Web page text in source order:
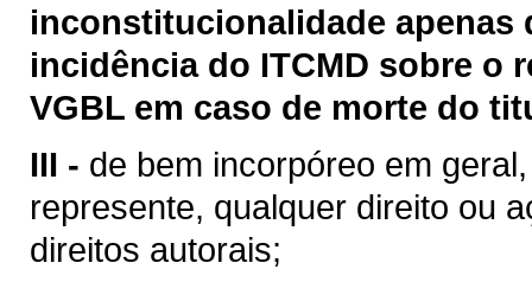
inconstitucionalidade apenas
incidência do ITCMD sobre o
VGBL em caso de morte do
III - de bem incorpóreo em
represente, qualquer direito ou
direitos autorais;